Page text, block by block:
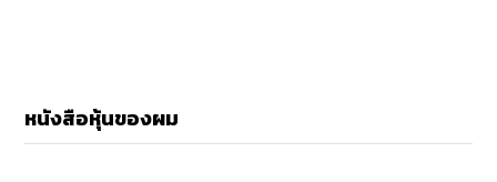
หนังสือหุ้นของผม